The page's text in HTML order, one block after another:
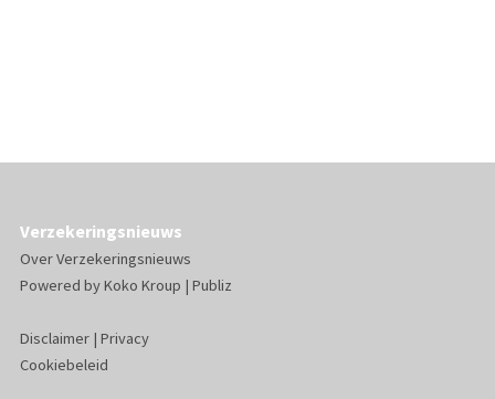
Verzekeringsnieuws
Over Verzekeringsnieuws
Powered byKoko Kroup | Publiz
Disclaimer| Privacy
Cookiebeleid